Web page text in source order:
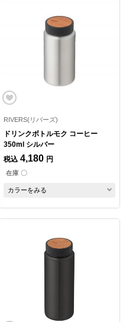
RIVERS(リバーズ)
ドリンクボトルモク コーヒー
350ml シルバー
税込 4,180 円
在庫 〇
カラーをみる